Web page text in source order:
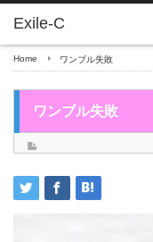
Home ワンブル失敗
ワンブル失敗